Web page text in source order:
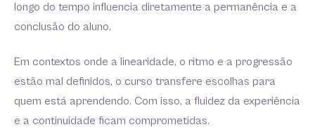
longo do tempo influencia diretamente a permanência e a
conclusão do aluno.
Em contextos onde a linearidade, o ritmo e a progressão
estão mal definidos, o curso transfere escolhas para
quem está aprendendo. Com isso, a fluidez da experiência
e a continuidade ficam comprometidas.